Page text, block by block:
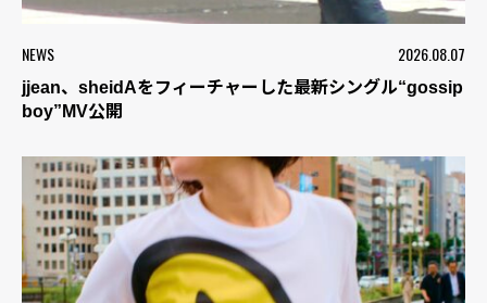
NEWS 2026.08.07
jjean、sheidAをフィーチャーした最新シングル“gossip
boy”MV公開